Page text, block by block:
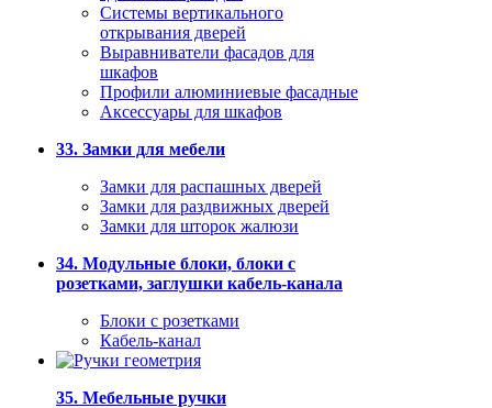
Системы вертикального
открывания дверей
Выравниватели фасадов для
шкафов
Профили алюминиевые фасадные
Аксессуары для шкафов
33. Замки для мебели
Замки для распашных дверей
Замки для раздвижных дверей
Замки для шторок жалюзи
34. Модульные блоки, блоки с
розетками, заглушки кабель-канала
Блоки с розетками
Кабель-канал
35. Мебельные ручки